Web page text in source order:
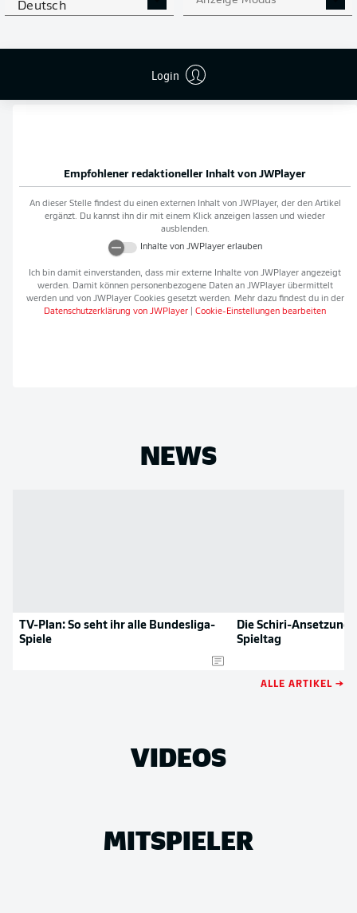
Deutsch
Login APP STORE
Empfohlener redaktioneller Inhalt von JWPlayer
An dieser Stelle findest du einen externen Inhalt von JWPlayer, der den Artikel
ergänzt. Du kannst ihn dir mit einem Klick anzeigen lassen und wieder
ausblenden.
Inhalte von JWPlayererlauben
Ich bin damit einverstanden, dass mir externe Inhalte von JWPlayer angezeigt
werden. Damit können personenbezogene Daten an JWPlayerübermittelt
werden und von JWPlayerCookies gesetzt werden. Mehr dazu findest du in der
Datenschutzerklärung von JWPlayer Cookie-Einstellungen bearbeiten
NEWS
TV-Plan: So seht ihr alle Bundesliga-
Spiele
Die Schiri-
Spieltag
ALLE ARTIKEL →
VIDEOS
MITSPIELER